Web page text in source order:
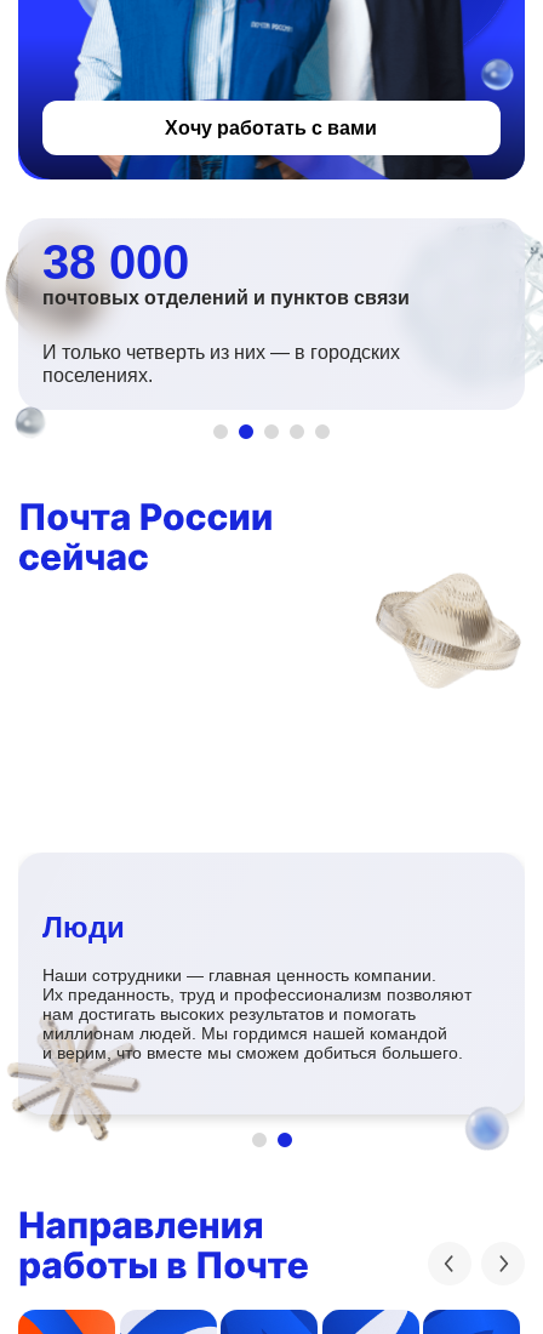
Хочу работать с вами
38 000
почтовых отделений и пунктов связи
И только четверть из них — в городских
поселениях.
Люди
Наши сотрудники — главная ценность компании.
Их преданность, труд и профессионализм позволяют
нам достигать высоких результатов и помогать
миллионам людей. Мы гордимся нашей командой
и верим, что вместе мы сможем добиться большего.